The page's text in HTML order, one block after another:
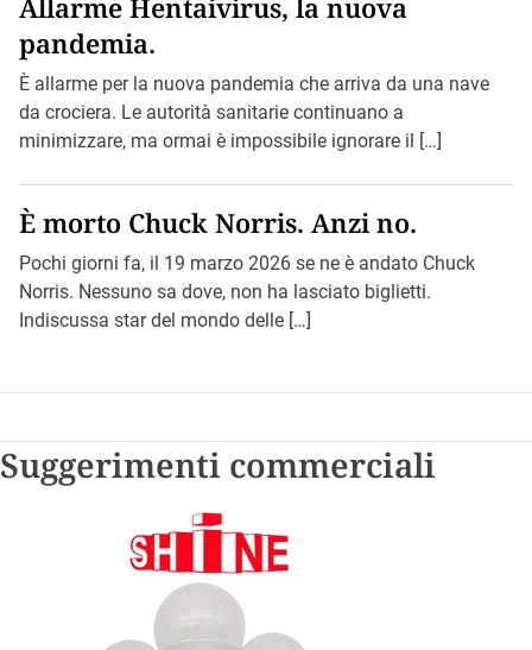
pandemia.
È allarme per la nuova pandemia che arriva da una nave
da crociera. Le autorità sanitarie continuano a
minimizzare, ma ormai è impossibile ignorare il […]
È morto Chuck Norris. Anzi no.
Pochi giorni fa, il 19 marzo 2026 se ne è andato Chuck
Norris. Nessuno sa dove, non ha lasciato biglietti.
Indiscussa star del mondo delle […]
Suggerimenti commerciali